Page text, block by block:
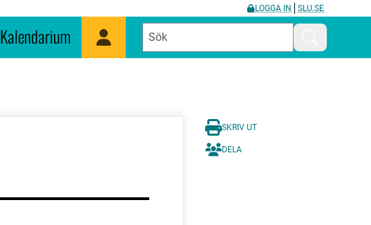
LOGGA IN SLU.SE
Kalendarium Mina sidor Sök
SKRIV UT
DELA